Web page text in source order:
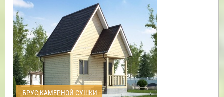
БРУС КАМЕРНОЙ СУШКИ